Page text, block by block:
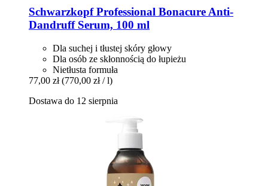
Schwarzkopf Professional Bonacure Anti-​
Dandruff Serum, 100 ml
Dla suchej i tłustej skóry głowy
Dla osób ze skłonnością do łupieżu
Nietłusta formuła
77,00 zł (770,00 zł / l)
Dostawa do 12 sierpnia